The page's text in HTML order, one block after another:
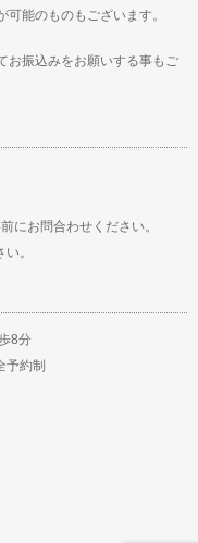
能のものもございます。
お振込みをお願いする事もご
にお問合わせください。
。
8分
予約制